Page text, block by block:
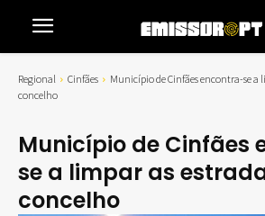
Regional Cinfães
Município de Cinfães encontra-se a
concelho
Município de Cinfães
se a limpar as
concelho